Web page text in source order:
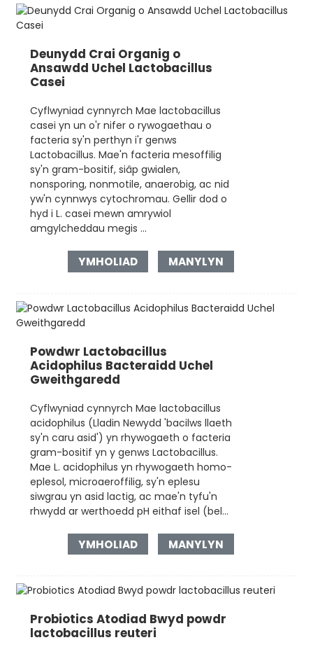
Deunydd Crai Organig o
Ansawdd Uchel Lactobacillus
Casei
Cyflwyniad cynnyrch Mae lactobacillus
casei yn un o'r nifer o rywogaethau o
facteria sy'n perthyn i'r genws
Lactobacillus. Mae'n facteria mesoffilig
sy'n gram-bositif, siâp gwialen,
nonsporing, nonmotile, anaerobig, ac nid
yw'n cynnwys cytochromau. Gellir dod o
hyd i L. casei mewn amrywiol
amgylcheddau megis ...
YMHOLIAD MANYLYN
Powdwr Lactobacillus
Acidophilus Bacteraidd Uchel
Gweithgaredd
Cyflwyniad cynnyrch Mae lactobacillus
acidophilus (Lladin Newydd 'bacilws llaeth
sy'n caru asid') yn rhywogaeth o facteria
gram-bositif yn y genws Lactobacillus.
Mae L. acidophilus yn rhywogaeth homo-
eplesol, microaeroffilig, sy'n eplesu
siwgrau yn asid lactig, ac mae'n tyfu'n
rhwydd ar werthoedd pH eithaf isel (bel...
YMHOLIAD MANYLYN
Probiotics Atodiad Bwyd powdr
lactobacillus reuteri